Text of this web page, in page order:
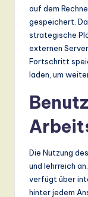
auf dem
gespeichert.
strategische
externen
Fortschritt
laden, um
Die Nutzung
und lehrreich
verfügt über
hinter jedem